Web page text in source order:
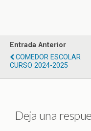
Entrada Anterior
COMEDOR ESCOLAR
CURSO 2024-2025
Deja una